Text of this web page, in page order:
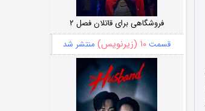
فروشگاهی برای قاتلان فصل ۲
قسمت۱۰ (زیرنویس) منتشر شد